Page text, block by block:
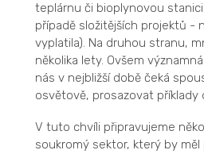
teplárnu či bioplynovou
případě složitějších projektů -
vyplatila). Na druhou stranu,
několika lety. Ovšem
nás v nejbližší době čeká
osvětově, prosazovat
V tuto chvíli připravujeme
soukromý sektor, který by